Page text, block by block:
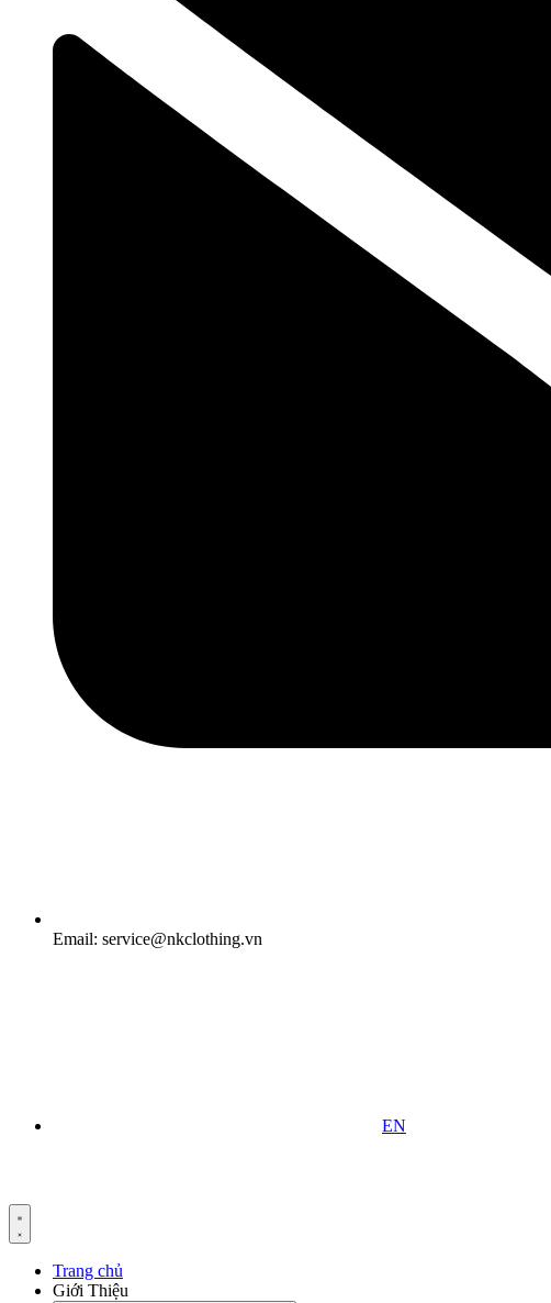
Email: service@nkclothing.vn
EN
Trang chủ
Giới Thiệu